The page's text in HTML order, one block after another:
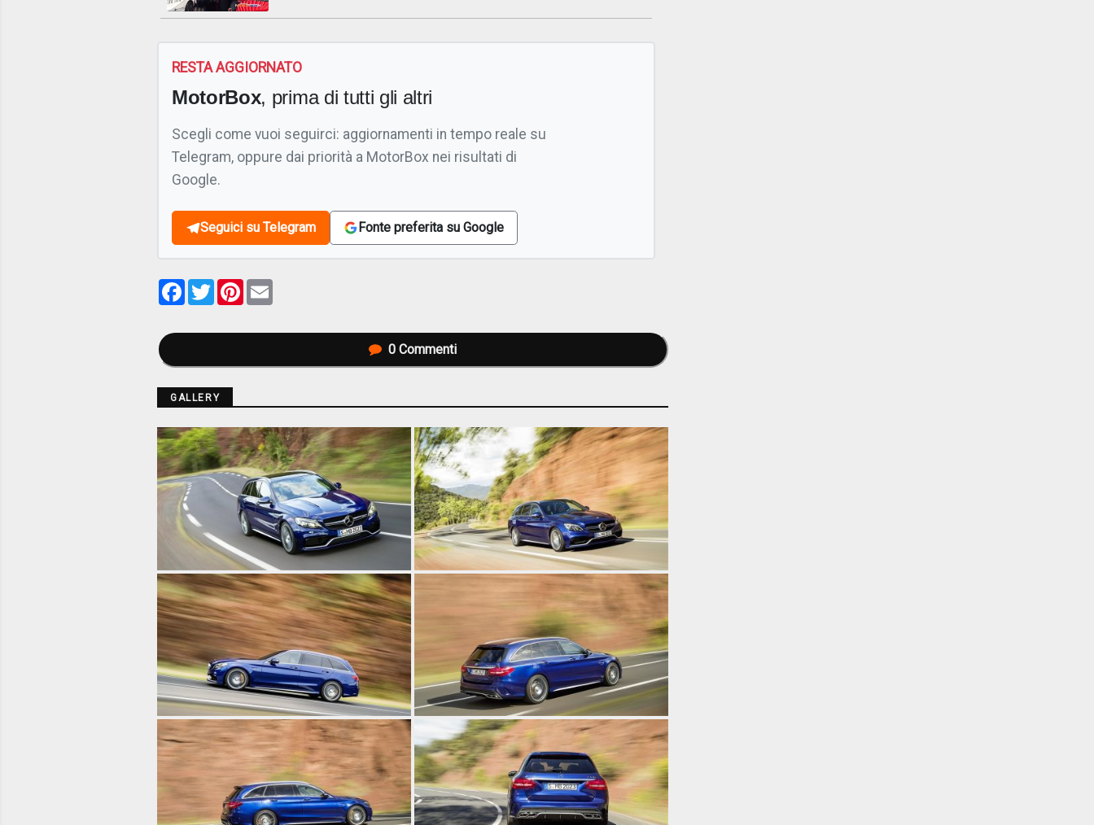
RESTA AGGIORNATO
MotorBox, prima di tutti gli altri
Scegli come vuoi seguirci: aggiornamenti in tempo reale su
Telegram, oppure dai priorità a MotorBox nei risultati di
Google.
Seguici su Telegram Fonte preferita su Google
Facebook
TwitterPinterest
0 Commenti
GALLERY